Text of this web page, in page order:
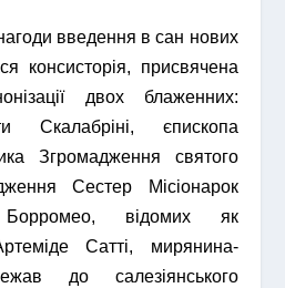
нагоди введення в сан нових
консисторія, присвячена
двох блаженних:
Скалабріні, єпископа
Згромадження святого
Сестер Місіонарок
відомих як
Сатті, мирянина-
до салезіянського